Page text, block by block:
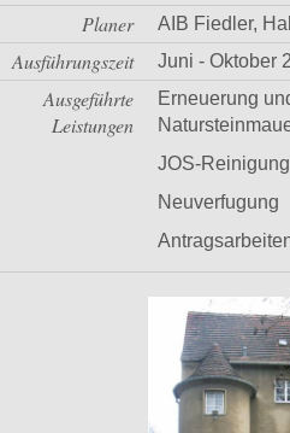
Planer AIB Fiedler,
Ausführungszeit Juni - Oktober
Ausgeführte
Leistungen
Erneuerung
JOS-
Neuverfugung